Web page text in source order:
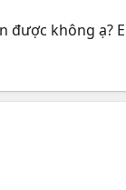
được không ạ?